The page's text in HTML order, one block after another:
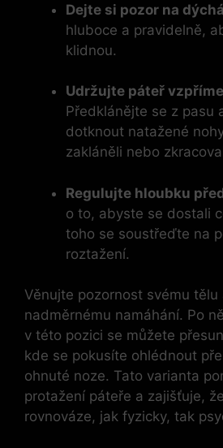
Dejte si pozor na
hluboce a pravidelně,
klidnou.
Udržujte páteř
Předklánějte se z pasu
dotknout natažené
zakláněli nebo
Regulujte hloubku
o to, abyste se dostali
toho se soustřeďte na
roztažení.
Věnujte pozornost svému
nadměrnému namáhání. Po
v této pozici se můžete
kde se pokusíte ohlédnout
ohnuté noze. Tato varianta
protažení páteře a zajišťuje,
rovnováze, jak fyzicky, tak